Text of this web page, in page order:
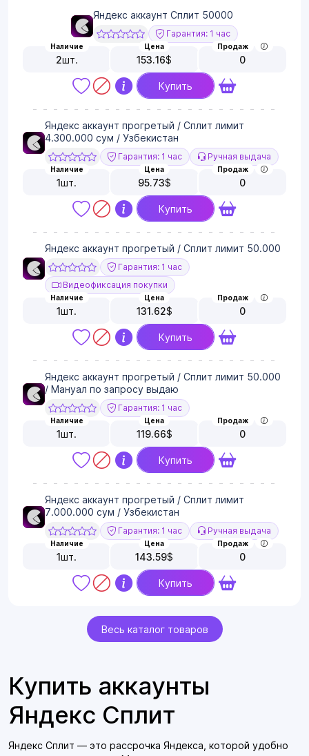
Яндекс аккаунт Сплит 50000
Гарантия: 1 час
Наличие
2шт.
Цена
153.16$
Продаж
0
Купить
Яндекс аккаунт прогретый / Сплит лимит
4.300.000 сум / Узбекистан
Гарантия: 1 час Ручная выдача
Наличие
1шт.
Цена
95.73$
Продаж
0
Купить
Яндекс аккаунт прогретый / Сплит лимит 50.000
Гарантия: 1 час
Видеофиксация покупки
Наличие
1шт.
Цена
131.62$
Продаж
0
Купить
Яндекс аккаунт прогретый / Сплит лимит 50.000
/ Мануал по запросу выдаю
Гарантия: 1 час
Наличие
1шт.
Цена
119.66$
Продаж
0
Купить
Яндекс аккаунт прогретый / Сплит лимит
7.000.000 сум / Узбекистан
Гарантия: 1 час Ручная выдача
Наличие
1шт.
Цена
143.59$
Продаж
0
Купить
Весь каталог товаров
Купить аккаунты
Яндекс Сплит
Яндекс Сплит — это рассрочка Яндекса, которой удобно